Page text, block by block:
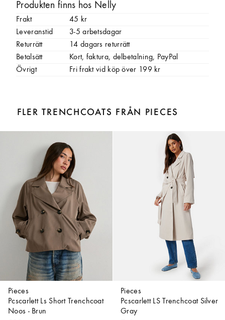
Produkten finns hos Nelly
Frakt
45 kr
Leveranstid
3-5 arbetsdagar
Returrätt
14 dagars returrätt
Betalsätt
Kort, faktura, delbetalning, PayPal
Övrigt
Fri frakt vid köp över 199 kr
FLER TRENCHCOATS FRÅN PIECES
Pieces
Pcscarlett Ls Short Trenchcoat
Noos - Brun
Pieces
Pcscarlett LS Trenchcoat Silver
Gray